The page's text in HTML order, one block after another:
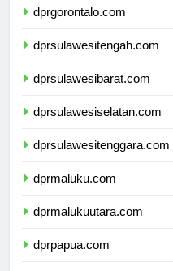
dprgorontalo.com
dprsulawesitengah.com
dprsulawesibarat.com
dprsulawesiselatan.com
dprsulawesitenggara.com
dprmaluku.com
dprmalukuutara.com
dprpapua.com